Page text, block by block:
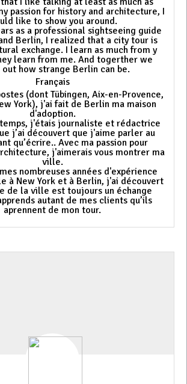
passion for history and architecture, I
like to show you around.
as a professional sightseeing guide
Berlin, I realized that a city tour is
exchange. I learn as much from y
learn from me. And togerther we
how strange Berlin can be.
Français
(dont Tübingen, Aix-en-Provence,
York), j'ai fait de Berlin ma maison
d'adoption.
j'étais journaliste et rédactrice
j’ai découvert que j'aime parler au
qu’écrire.. Avec ma passion pour
j'aimerais vous montrer ma
ville.
nombreuses années d'expérience
à New York et à Berlin, j'ai découvert
de la ville est toujours un échange
autant de mes clients qu’ils
aprennent de mon tour.